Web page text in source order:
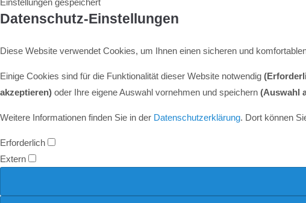
Einstellungen gespeichert
Datenschutz-Einstellungen
Diese Website verwendet Cookies, um Ihnen einen sicheren und
Einige Cookies sind für die Funktionalität dieser Website notwendig
akzeptieren) oder Ihre eigene Auswahl vornehmen und speichern (Auswahl
Weitere Informationen finden Sie in der Datenschutzerklärung. Dort können
Erforderlich
Extern